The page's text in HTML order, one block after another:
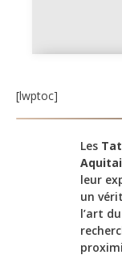
[lwptoc]
Les
leur
un
l’art